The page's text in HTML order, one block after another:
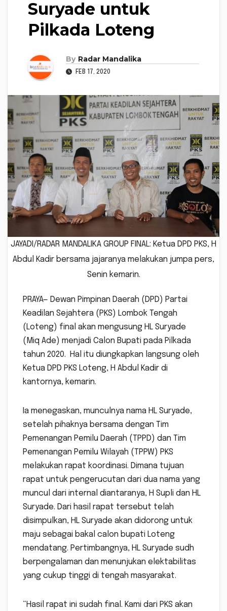
Suryade untuk
Pilkada Loteng
By Radar Mandalika
FEB 17, 2020
JAYADI/RADAR MANDALIKA GROUP FINAL: Ketua DPD PKS, H
Abdul Kadir bersama jajaranya melakukan jumpa pers,
Senin kemarin.
PRAYA— Dewan Pimpinan Daerah (DPD) Partai
Keadilan Sejahtera (PKS) Lombok Tengah
(Loteng) final akan mengusung HL Suryade
(Miq Ade) menjadi Calon Bupati pada Pilkada
tahun 2020. Hal itu diungkapkan langsung oleh
Ketua DPD PKS Loteng, H Abdul Kadir di
kantornya, kemarin.
Ia menegaskan, munculnya nama HL Suryade,
setelah pihaknya bersama dengan Tim
Pemenangan Pemilu Daerah (TPPD) dan Tim
Pemenangan Pemilu Wilayah (TPPW) PKS
melakukan rapat koordinasi. Dimana tujuan
rapat untuk pengerucutan dari dua nama yang
muncul dari internal diantaranya, H Supli dan HL
Suryade. Dari hasil rapat tersebut telah
disimpulkan, HL Suryade akan didorong untuk
maju sebagai bakal calon bupati Loteng
mendatang. Pertimbangnya, HL Suryade sudh
berpengalaman dan menunjukan elektabilitas
yang cukup tinggi di tengah masyarakat.
“Hasil rapat ini sudah final. Kami dari PKS akan